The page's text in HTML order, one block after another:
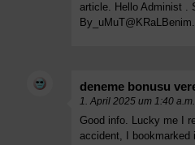
article. Hello Administ .
deneme bonusu
1. April 2025 um 1:40
Good info. Lucky me I
accident, I